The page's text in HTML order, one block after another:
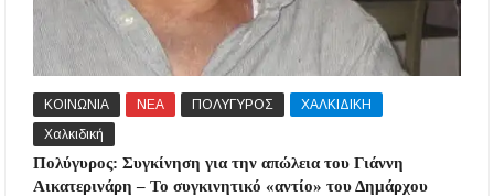
ΚΟΙΝΩΝΙΑ ΝΕΑ ΠΟΛΥΓΥΡΟΣ
ΧΑΛΚΙΔΙΚΗ
Χαλκιδική
Πολύγυρος: Συγκίνηση για την απώλεια του Γιάννη
Αικατερινάρη – Το συγκινητικό «αντίο» του Δημάρχου